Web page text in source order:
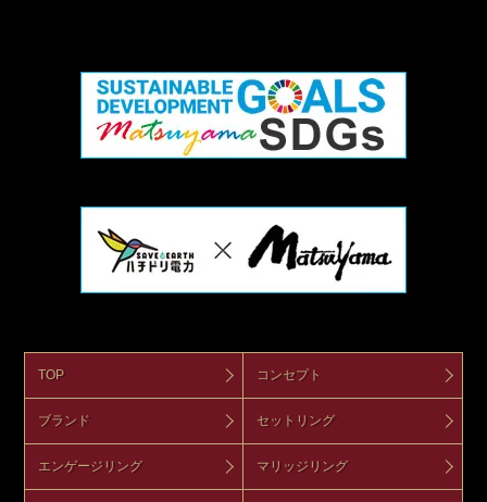
TOP コンセプト
ブランド セットリング
エンゲージリング マリッジリング